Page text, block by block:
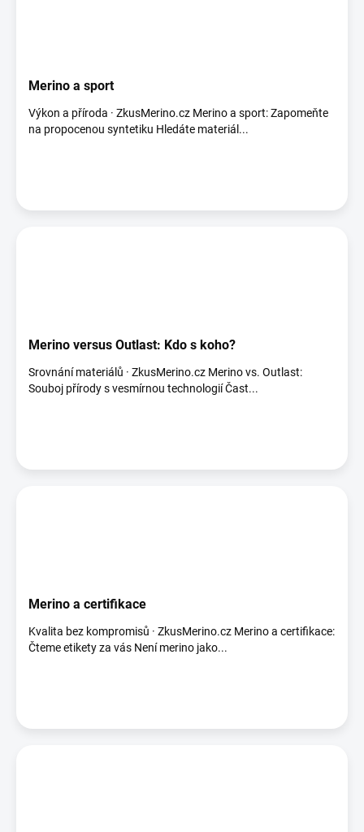
Merino a sport
Výkon a příroda · ZkusMerino.cz Merino a sport: Zapomeňte
na propocenou syntetiku Hledáte materiál...
Merino versus Outlast: Kdo s koho?
Srovnání materiálů · ZkusMerino.cz Merino vs. Outlast:
Souboj přírody s vesmírnou technologií Čast...
Merino a certifikace
Kvalita bez kompromisů · ZkusMerino.cz Merino a certifikace:
Čteme etikety za vás Není merino jako...